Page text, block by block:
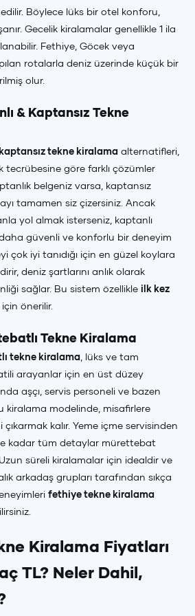
(850) 242 50 50
(850) 242 50 50
(850) 242 50 50
(850) 242 50 50
Böylece lüks bir otel konforu,
Gecelik kiralamalar genellikle 1 ila
Fethiye, Göcek veya
rotalarla deniz üzerinde küçük bir
olur.
& Kaptansız Tekne
tekne kiralama alternatifleri,
tecrübesine göre farklı çözümler
belgeniz varsa, kaptansız
tamamen siz çizersiniz. Ancak
yol almak isterseniz, kaptanlı
güvenli ve konforlu bir deneyim
çok iyi tanıdığı için en güzel koylara
deniz şartlarını anlık olarak
sağlar. Bu sistem özellikleilk kez
için önerilir.
Tekne Kiralama
tekne kiralama , lüks ve tam
arayanlar için en üst düzey
aşçı, servis personeli ve bazen
kiralama modelinde, misafirlere
kalır. Yeme içme servisinden
kadar tüm detaylar mürettebat
süreli kiralamalar için idealdir ve
arkadaş grupları tarafından sıkça
fethiye tekne kiralama
Kiralama Fiyatları
TL? Neler Dahil,
(850) 242 50 50
(850) 242 50 50